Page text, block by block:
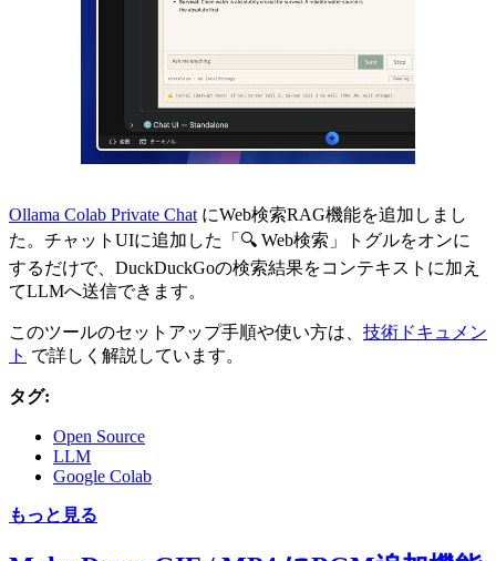
Ollama Colab Private Chat にWeb検索RAG機能を追加しまし
た。チャットUIに追加した「🔍 Web検索」トグルをオンに
するだけで、DuckDuckGoの検索結果をコンテキストに加え
てLLMへ送信できます。
このツールのセットアップ手順や使い方は、 技術ドキュメン
ト で詳しく解説しています。
タグ:
Open Source
LLM
Google Colab
もっと見る